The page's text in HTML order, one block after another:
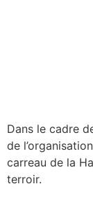
Dans le cadre
de
carreau de la
terroir.